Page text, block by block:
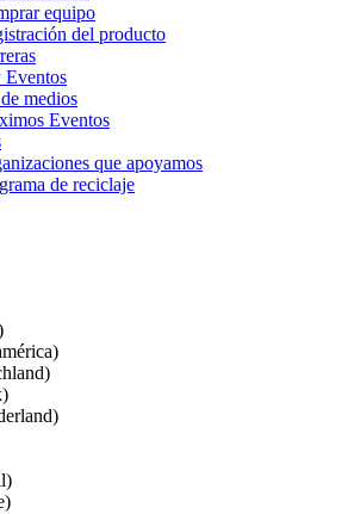
equipo
del producto
Eventos
medios
Eventos
que apoyamos
de reciclaje